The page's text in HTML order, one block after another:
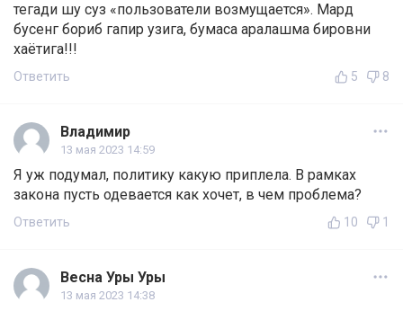
тегади шу суз «пользователи возмущается». Мард
бусенг бориб гапир узига, бумаса аралашма бировни
хаётига!!!
Ответить 5 8
Владимир
13 мая 2023 14:59
Я уж подумал, политику какую приплела. В рамках
закона пусть одевается как хочет, в чем проблема?
Ответить 10 1
Весна Уры Уры
13 мая 2023 14:38